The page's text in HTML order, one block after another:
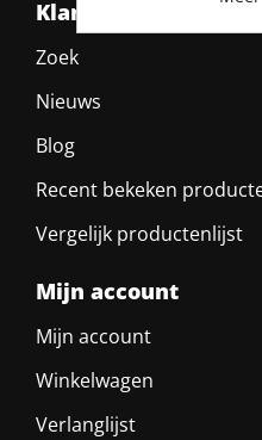
Klantenservice
Zoek
Nieuws
Blog
Recent bekeken
Vergelijk productenlijst
Mijn account
Mijn account
Winkelwagen
Verlanglijst